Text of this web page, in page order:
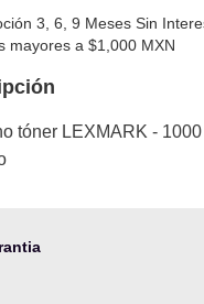
3, 6, 9 Meses Sin
mayores a $1,000 MXN
tóner LEXMARK -